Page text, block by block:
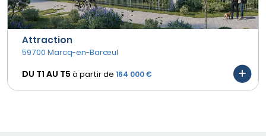
Attraction
59700 Marcq-en-Barœul
DU T1 AU T5 à partir de 164 000 €